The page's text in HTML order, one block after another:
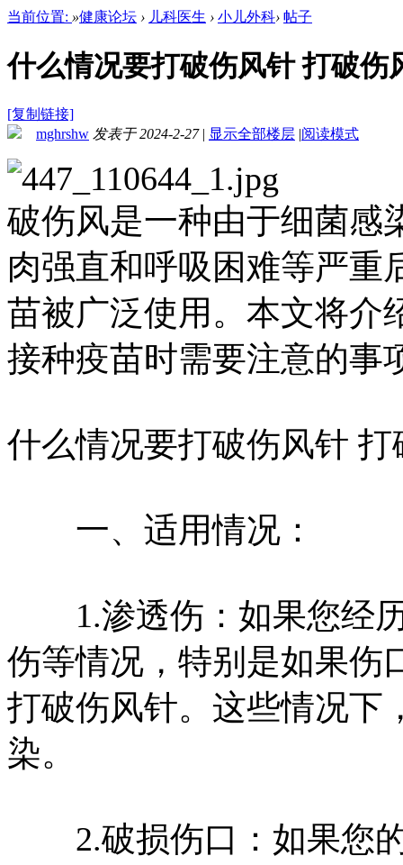
当前位置: »健康论坛 › 儿科医生 › 小儿外科› 帖子
什么情况要打破伤风针 打破伤
[复制链接]
mghrshw 发表于 2024-2-27 | 显示全部楼层 |阅读模式
破伤风是一种由于细菌感
肉强直和呼吸困难等严重
苗被广泛使用。本文将介
接种疫苗时需要注意的事
什么情况要打破伤风针
一、适用情况：
1.渗透伤：如果您经历
伤等情况，特别是如果伤
打破伤风针。这些情况下
染。
2.破损伤口：如果您的